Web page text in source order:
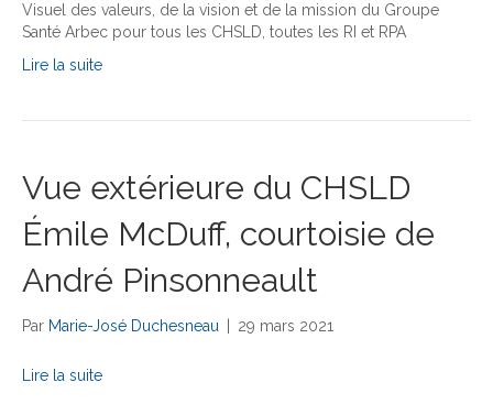
Visuel des valeurs, de la vision et de la mission du Groupe
Santé Arbec pour tous les CHSLD, toutes les RI et RPA
Lire la suite
Vue extérieure du CHSLD
Émile McDuff, courtoisie de
André Pinsonneault
Par Marie-José Duchesneau 29 mars 2021
Lire la suite